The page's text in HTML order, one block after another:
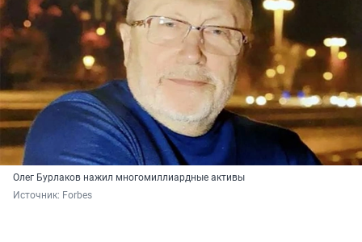
Олег Бурлаков нажил многомиллиардные активы
Источник: Forbes